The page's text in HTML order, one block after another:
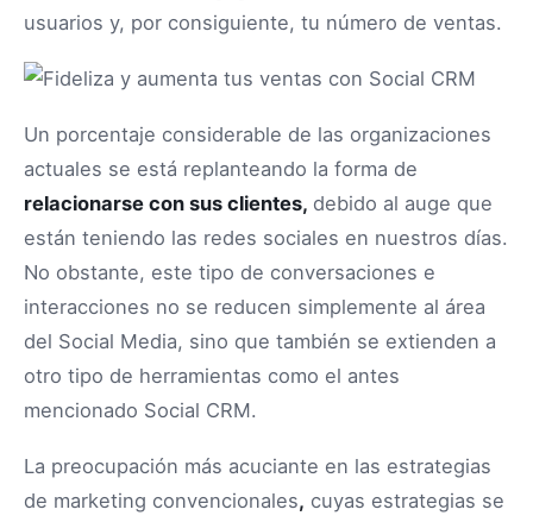
usuarios y, por consiguiente, tu número de ventas.
Un porcentaje considerable de las organizaciones
actuales se está replanteando la forma de
relacionarse con sus clientes, debido al auge que
están teniendo las redes sociales en nuestros días.
No obstante, este tipo de conversaciones e
interacciones no se reducen simplemente al área
del Social Media, sino que también se extienden a
otro tipo de herramientas como el antes
mencionado Social CRM.
La preocupación más acuciante en las estrategias
de marketing convencionales, cuyas estrategias se